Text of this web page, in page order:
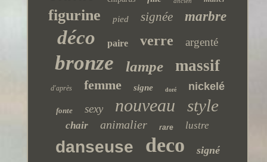
figurine pied signée marbre
déco paire verre argenté
bronze lampe massif
d'après femme signe doré nickelé
fonte sexy nouveau style
chair animalier rare lustre
danseuse deco signé